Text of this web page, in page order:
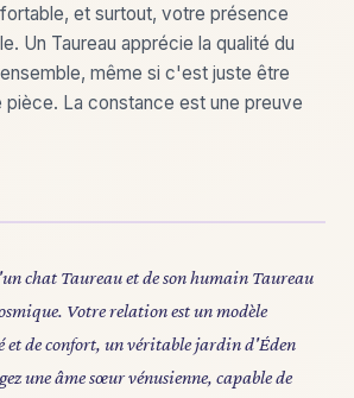
et surtout, votre présence
Un Taureau apprécie la qualité du
même si c'est juste être
pièce. La constance est une preuve
chat Taureau et de son humain Taureau
Votre relation est un modèle
et de confort, un véritable jardin d'Éden
une âme sœur vénusienne, capable de